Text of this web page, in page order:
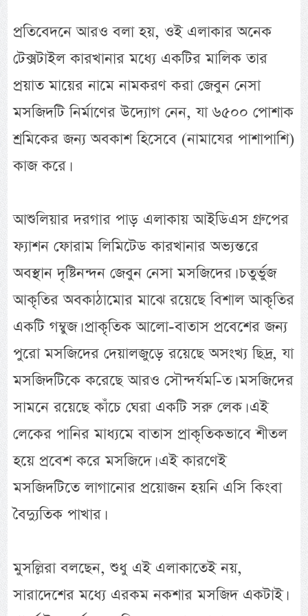
প্রতিবেদনে আরও বলা হয়, ওই এলাকার অনেক
টেক্সটাইল কারখানার মধ্যে একটির মালিক তার
প্রয়াত মায়ের নামে নামকরণ করা জেবুন নেসা
মসজিদটি নির্মাণের উদ্যোগ নেন, যা ৬৫০০ পোশাক
শ্রমিকের জন্য অবকাশ হিসেবে (নামাযের পাশাপাশি)
কাজ করে।
আশুলিয়ার দরগার পাড় এলাকায় আইডিএস গ্রুপের
ফ্যাশন ফোরাম লিমিটেড কারখানার অভ্যন্তরে
অবস্থান দৃষ্টিনন্দন জেবুন নেসা মসজিদের। চতুর্ভুজ
আকৃতির অবকাঠামোর মাঝে রয়েছে বিশাল আকৃতির
একটি গম্বুজ। প্রাকৃতিক আলো-বাতাস প্রবেশের জন্য
পুরো মসজিদের দেয়ালজুড়ে রয়েছে অসংখ্য ছিদ্র, যা
মসজিদটিকে করেছে আরও সৌন্দর্যম-িত। মসজিদের
সামনে রয়েছে কাঁচে ঘেরা একটি সরু লেক। এই
লেকের পানির মাধ্যমে বাতাস প্রাকৃতিকভাবে শীতল
হয়ে প্রবেশ করে মসজিদে। এই কারণেই
মসজিদটিতে লাগানোর প্রয়োজন হয়নি এসি কিংবা
বৈদ্যুতিক পাখার।
মুসল্লিরা বলছেন, শুধু এই এলাকাতেই নয়,
সারাদেশের মধ্যে এরকম নকশার মসজিদ একটাই।